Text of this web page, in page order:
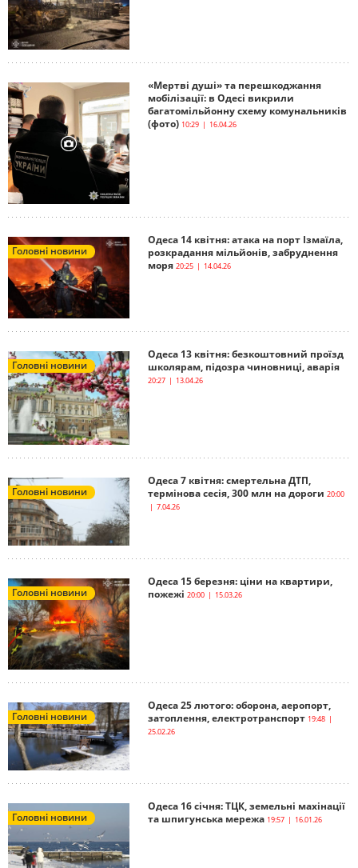
«Мертві душі» та перешкоджання
мобілізації: в Одесі викрили
багатомільйонну схему комунальників
(фото) 10:29 | 16.04.26
Головні новини
Одеса 14 квітня: атака на порт Ізмаїла,
розкрадання мільйонів, забруднення
моря 20:25 | 14.04.26
Головні новини
Одеса 13 квітня: безкоштовний проїзд
школярам, підозра чиновниці, аварія
20:27 | 13.04.26
Головні новини
Одеса 7 квітня: смертельна ДТП,
термінова сесія, 300 млн на дороги 20:00
| 7.04.26
Головні новини
Одеса 15 березня: ціни на квартири,
пожежі 20:00 | 15.03.26
Головні новини
Одеса 25 лютого: оборона, аеропорт,
затоплення, електротранспорт 19:48 |
25.02.26
Головні новини
Одеса 16 січня: ТЦК, земельні махінації
та шпигунська мережа 19:57 | 16.01.26